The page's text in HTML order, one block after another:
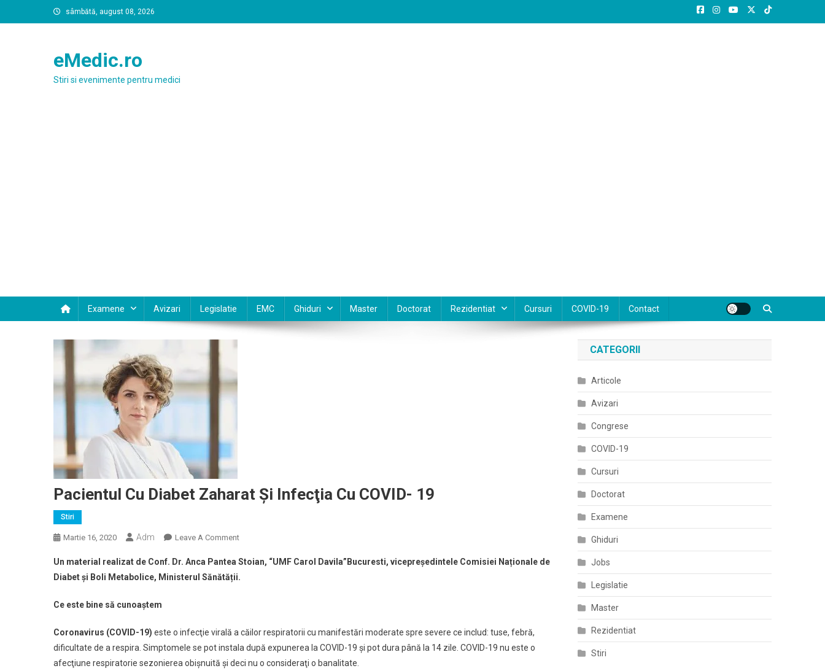
to
sâmbătă, august 08, 2026
eMedic.ro
Stiri si evenimente pentru medici
Examene Avizari Legislatie EMC Ghiduri Master Doctorat Rezidentiat Cursuri COVID-19 Contact
Pacientul Cu Diabet Zaharat Şi Infecţia Cu COVID- 19
Stiri
Martie 16, 2020 Adm Leave A CommentOn
Cu
Diabet
Cu
COVID-
19
Un material realizat de Conf. Dr. Anca Pantea Stoian, “UMF Carol Davila”Bucuresti, vicepreședintele Comisiei Naționale de
Diabet și Boli Metabolice, Ministerul Sănătății.
Ce este bine să cunoaştem
Coronavirus (COVID-19) este o infecţie virală a căilor respiratorii cu manifestări moderate spre severe ce includ: tuse, febră,
dificultate de a respira. Simptomele se pot instala după expunerea la COVID-19 şi pot dura până la 14 zile. COVID-19 nu este o
afecţiune respiratorie sezonierea obişnuită şi deci nu o consideraţi o banalitate.
CATEGORII
Articole
Avizari
Congrese
COVID-19
Cursuri
Doctorat
Examene
Ghiduri
Jobs
Legislatie
Master
Rezidentiat
Stiri